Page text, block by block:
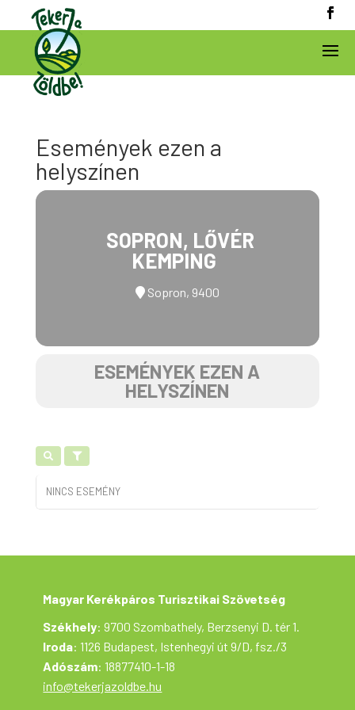
Események ezen a
helyszínen
SOPRON, LŐVÉR
KEMPING
Sopron, 9400
ESEMÉNYEK EZEN A
HELYSZÍNEN
NINCS ESEMÉNY
Magyar Kerékpáros Turisztikai Szövetség
Székhely: 9700 Szombathely, Berzsenyi D. tér 1.
Iroda: 1126 Budapest, Istenhegyi út 9/D, fsz./3
Adószám: 18877410-1-18
info@tekerjazoldbe.hu